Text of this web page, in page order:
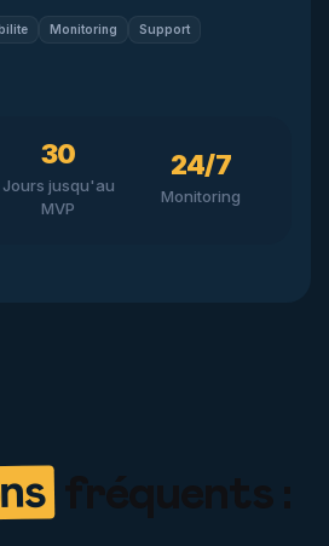
Monitoring Support
30
Jours jusqu'au
MVP
24/7
Monitoring
fréquents :